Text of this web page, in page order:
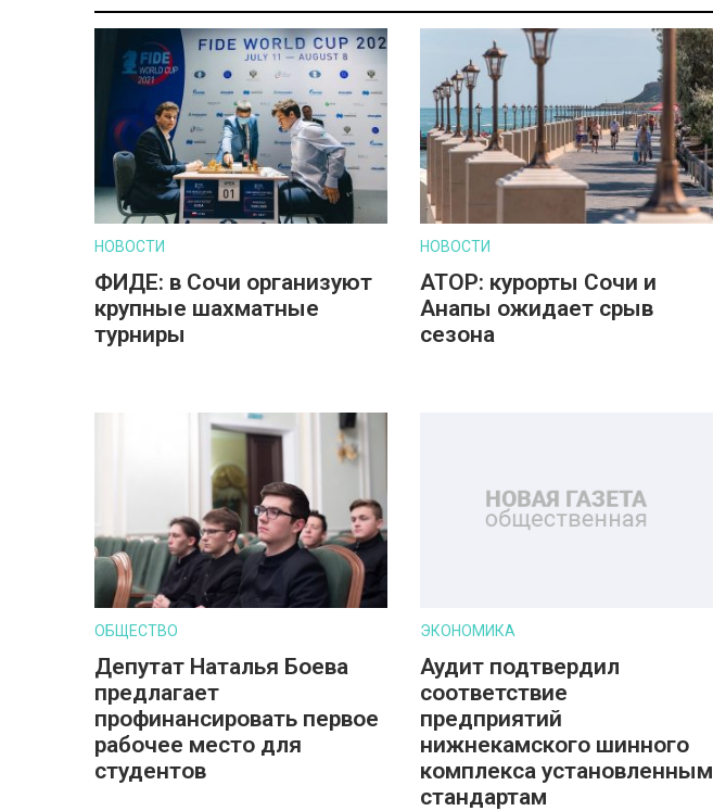
НОВОСТИ
ФИДЕ: в Сочи организуют
крупные шахматные
турниры
НОВОСТИ
АТОР: курорты Сочи и
Анапы ожидает срыв
сезона
ОБЩЕСТВО
Депутат Наталья Боева
предлагает
профинансировать первое
рабочее место для
студентов
ЭКОНОМИКА
Аудит подтвердил
соответствие
предприятий
нижнекамского шинного
комплекса установленным
стандартам